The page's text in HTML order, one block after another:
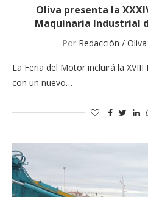
Oliva presenta la
Maquinaria Industrial
Por Redacción / Oliva
La Feria del Motor incluirá la
con un nuevo…